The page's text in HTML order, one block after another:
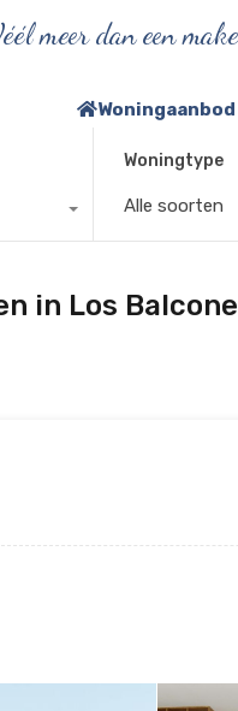
meer dan een
Woningaanbod
Woningtype
Alle soorten
in Los